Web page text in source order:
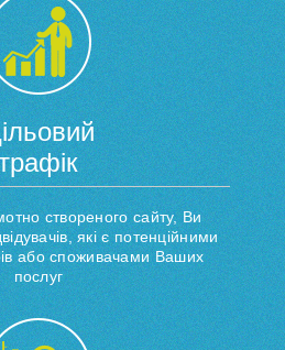
створеного сайту, Ви
які є потенційними
або споживачами Ваших
послуг